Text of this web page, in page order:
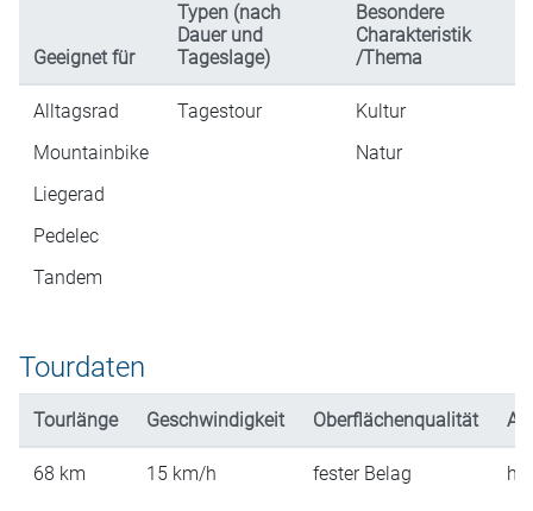
Geeignet für
Typen (nach
Dauer und
Tageslage)
Besondere
Charakteristik
/Thema
Alltagsrad
Mountainbike
Liegerad
Pedelec
Tandem
Tagestour
Kultur
Natur
Tourdaten
Tourlänge Geschwindigkeit Oberflächenqualität
68 km 15 km/h fester Belag